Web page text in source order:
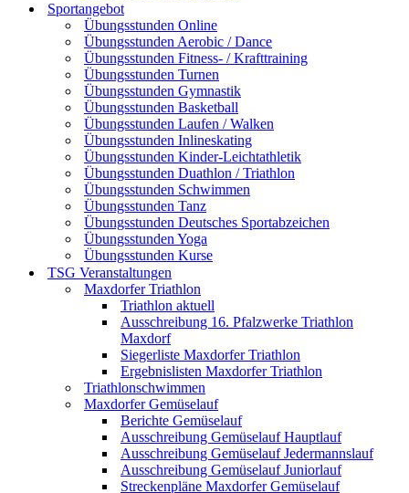
Sportangebot
Übungsstunden Online
Übungsstunden Aerobic / Dance
Übungsstunden Fitness- / Krafttraining
Übungsstunden Turnen
Übungsstunden Gymnastik
Übungsstunden Basketball
Übungsstunden Laufen / Walken
Übungsstunden Inlineskating
Übungsstunden Kinder-Leichtathletik
Übungsstunden Duathlon / Triathlon
Übungsstunden Schwimmen
Übungsstunden Tanz
Übungsstunden Deutsches Sportabzeichen
Übungsstunden Yoga
Übungsstunden Kurse
TSG Veranstaltungen
Maxdorfer Triathlon
Triathlon aktuell
Ausschreibung 16. Pfalzwerke Triathlon
Maxdorf
Siegerliste Maxdorfer Triathlon
Ergebnislisten Maxdorfer Triathlon
Triathlonschwimmen
Maxdorfer Gemüselauf
Berichte Gemüselauf
Ausschreibung Gemüselauf Hauptlauf
Ausschreibung Gemüselauf Jedermannslauf
Ausschreibung Gemüselauf Juniorlauf
Streckenpläne Maxdorfer Gemüselauf